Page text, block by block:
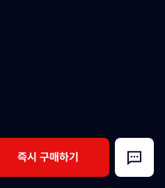
즉시 구매하기